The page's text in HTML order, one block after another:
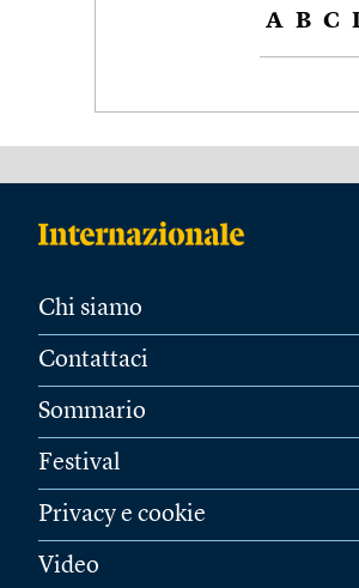
A B C
Chi siamo
Contattaci
Sommario
Festival
Privacy e cookie
Video